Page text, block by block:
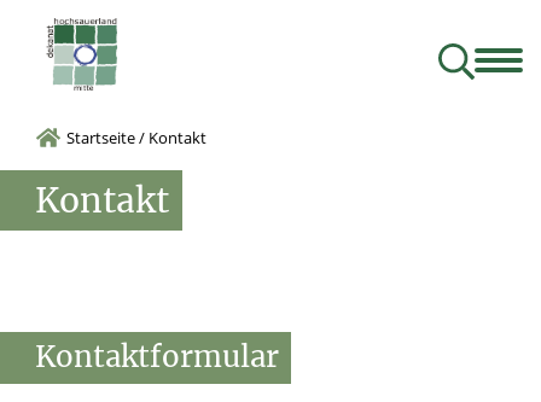
Startseite/ Kontakt
Kontakt
Kontaktformular